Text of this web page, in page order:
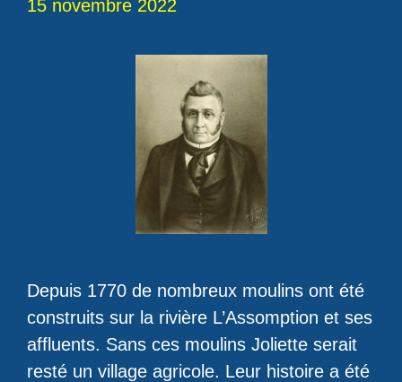
15 novembre 2022
Depuis 1770 de nombreux moulins ont été
construits sur la rivière L’Assomption et ses
affluents. Sans ces moulins Joliette serait
resté un village agricole. Leur histoire a été